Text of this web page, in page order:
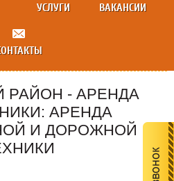
УСЛУГИ ВАКАНСИИ
РАЙОН - АРЕНДА
АРЕНДА
И ДОРОЖНОЙ